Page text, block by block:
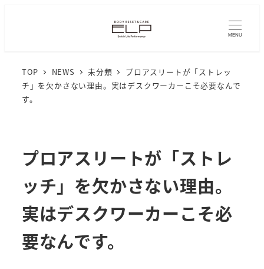
MENU
TOP NEWS 未分類
プロアスリートが「ストレッ
チ」を欠かさない理由。実はデスクワーカーこそ必要なんで
す。
プロアスリートが「ストレ
ッチ」を欠かさない理由。
実はデスクワーカーこそ必
要なんです。